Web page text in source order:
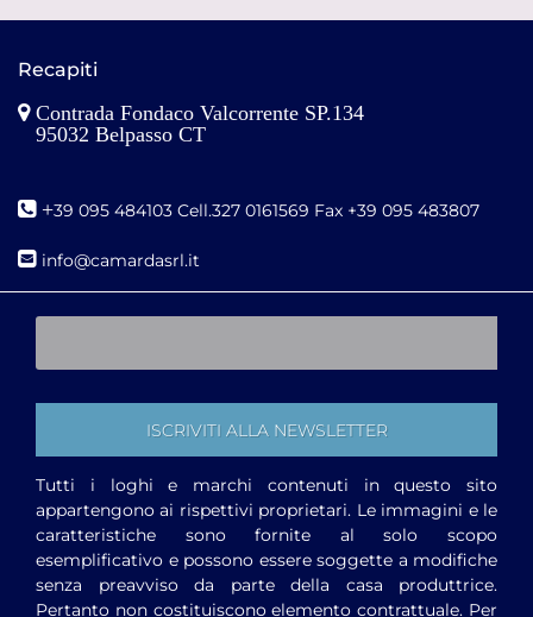
Recapiti
Contrada Fondaco Valcorrente SP.134
95032 Belpasso CT
+39 095 484103 Cell.327 0161569 Fax +39 095 483807
info@camardasrl.it
Tutti i loghi e marchi contenuti in questo sito
appartengono ai rispettivi proprietari. Le immagini e le
caratteristiche sono fornite al solo scopo
esemplificativo e possono essere soggette a modifiche
senza preavviso da parte della casa produttrice.
Pertanto non costituiscono elemento contrattuale. Per